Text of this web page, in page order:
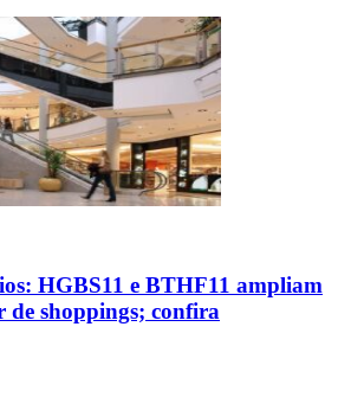
HGBS11 e BTHF11 ampliam
de shoppings; confira